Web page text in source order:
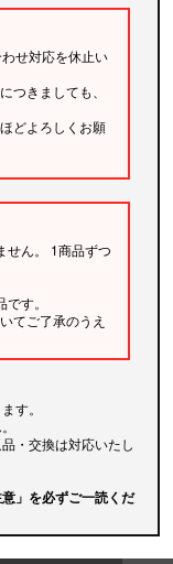
せ対応を休止い
つきましても、
どよろしくお願
せん。 1商品ずつ
す。
てご了承のうえ
す。
・交換は対応いたし
」を必ずご一読くだ